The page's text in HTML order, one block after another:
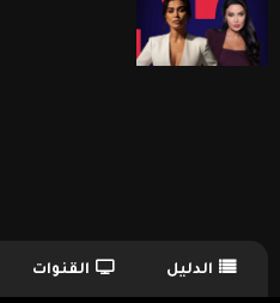
الدليل القنوات